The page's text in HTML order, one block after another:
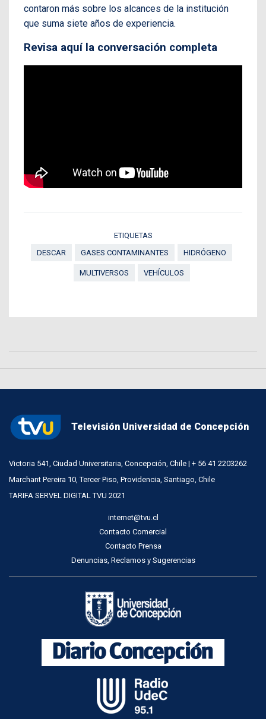
contaron más sobre los alcances de la institución
que suma siete años de experiencia.
Revisa aquí la conversación completa
ETIQUETAS
DESCAR
GASES CONTAMINANTES HIDRÓGENO
MULTIVERSOS VEHÍCULOS
Televisión Universidad de Concepción
Victoria 541, Ciudad Universitaria, Concepción, Chile | + 56 41 2203262
Marchant Pereira 10, Tercer Piso, Providencia, Santiago, Chile
TARIFA SERVEL DIGITAL TVU 2021
internet@tvu.cl
Contacto Comercial
Contacto Prensa
Denuncias, Reclamos y Sugerencias